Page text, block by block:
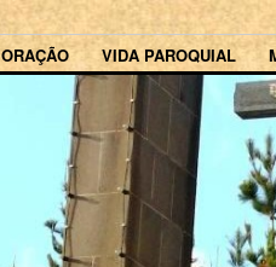
ORAÇÃO VIDA PAROQUIAL